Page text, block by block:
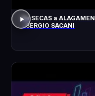
De SECAS a
- SÉRGIO SACANI